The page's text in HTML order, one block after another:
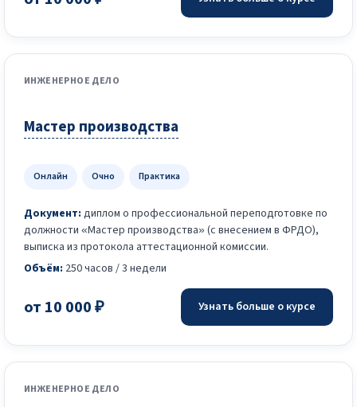
ИНЖЕНЕРНОЕ ДЕЛО
Мастер производства
Онлайн Очно Практика
Документ: диплом о профессиональной переподготовке по
должности «Мастер производства» (с внесением в ФРДО),
выписка из протокола аттестационной комиссии.
Объём: 250 часов / 3 недели
от 10 000 ₽ Узнать больше о курсе
ИНЖЕНЕРНОЕ ДЕЛО